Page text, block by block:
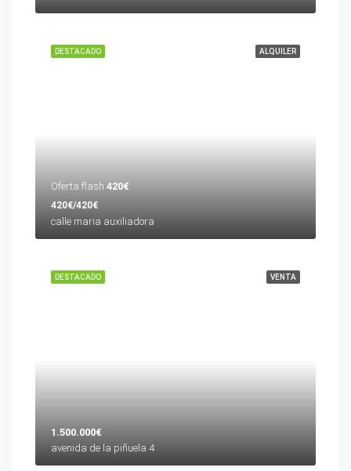
ALQUILER
DESTACADO
Oferta flash 420€
420€/420€
calle maria auxiliadora
VENTA
DESTACADO
1.500.000€
avenida de la piñuela 4